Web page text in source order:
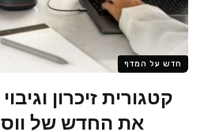
חדש על המדף
קטגורית זיכרון
את החדש של